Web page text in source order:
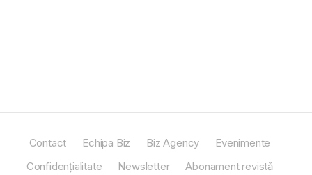
Contact Echipa Biz Biz Agency
Evenimente
Confidențialitate
Newsletter Abonament revistă